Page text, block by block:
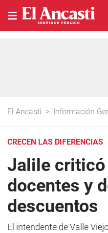
El Ancasti > Información
CRECEN LAS DIFERENCIAS
Jalile criticó
docentes y
descuentos
El intendente de Valle